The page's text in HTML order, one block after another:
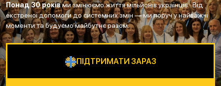
Понад 30 роківми змінюємо життя мільйонів українців. Від
екстреної допомоги до системних змін — ми поруч у найважчі
моменти та будуємо майбутнє разом.
ПІДТРИМАТИ ЗАРАЗ